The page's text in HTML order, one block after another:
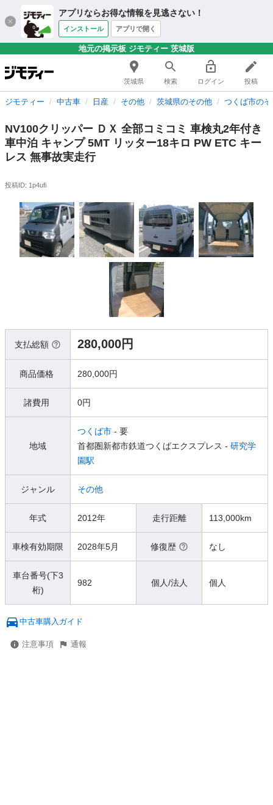
アプリならお得な情報を見逃さない！
インストール アプリで開く
地元の掲示板 ジモティー 茨城版
茨城県 検索 ログイン 投稿
ジモティー 中古車 日産 その他 茨城県のその他 つくば市の
NV100クリッパー ＤＸ 全部コミコミ 車検丸2年付き
車中泊 キャンプ 5MT リッター18キロ PW ETC キー
レス 無事故実走行
投稿ID: 1p4ufi
支払総額 280,000円
商品価格 280,000円
諸費用 0円
地域
つくば市 - 要
首都圏新都市鉄道つくばエクスプレス - 研究学
園駅
ジャンル その他
年式 2012年 走行距離 113,000km
車検有効期限 2028年5月 修復歴 なし
車台番号(下3
桁)
982 個人/法人 個人
中古車購入ガイド
注意事項 通報